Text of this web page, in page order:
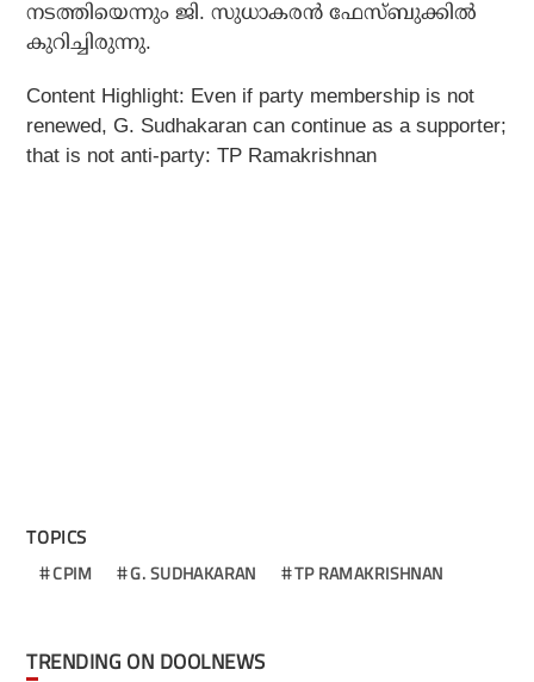
നടത്തിയെന്നും ജി. സുധാകരന്‍ ഫേസ്ബുക്കില്‍
കുറിച്ചിരുന്നു.
Content Highlight: Even if party membership is not
renewed, G. Sudhakaran can continue as a supporter;
that is not anti-party: TP Ramakrishnan
TOPICS
CPIM G. SUDHAKARAN TP RAMAKRISHNAN
TRENDING ON DOOLNEWS